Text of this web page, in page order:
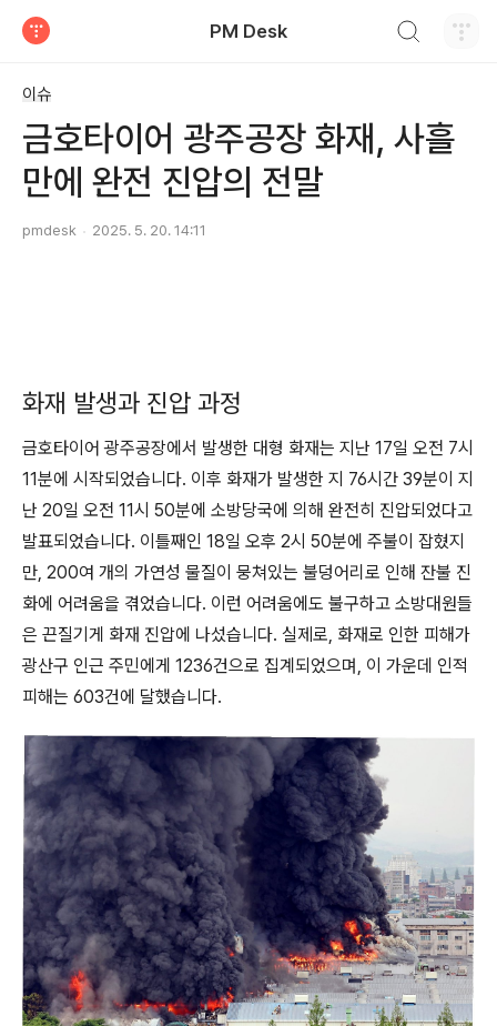
PM Desk
이슈
금호타이어 광주공장 화재, 사흘
만에 완전 진압의 전말
pmdesk 2025. 5. 20. 14:11
화재 발생과 진압 과정
금호타이어 광주공장에서 발생한 대형 화재는 지난 17일 오전 7시
11분에 시작되었습니다. 이후 화재가 발생한 지 76시간 39분이 지
난 20일 오전 11시 50분에 소방당국에 의해 완전히 진압되었다고
발표되었습니다. 이틀째인 18일 오후 2시 50분에 주불이 잡혔지
만, 200여 개의 가연성 물질이 뭉쳐있는 불덩어리로 인해 잔불 진
화에 어려움을 겪었습니다. 이런 어려움에도 불구하고 소방대원들
은 끈질기게 화재 진압에 나섰습니다. 실제로, 화재로 인한 피해가
광산구 인근 주민에게 1236건으로 집계되었으며, 이 가운데 인적
피해는 603건에 달했습니다.